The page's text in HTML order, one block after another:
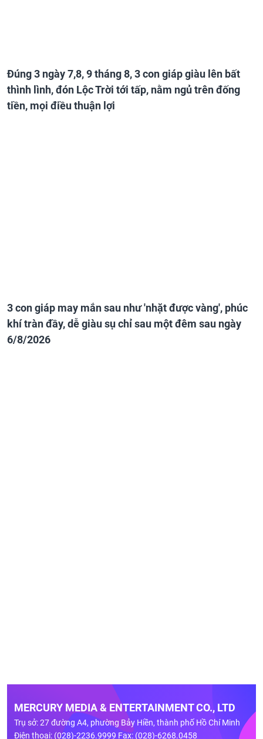
Đúng 3 ngày 7,8, 9 tháng 8, 3 con giáp giàu lên bất
thình lình, đón Lộc Trời tới tấp, nằm ngủ trên đống
tiền, mọi điều thuận lợi
3 con giáp may mắn sau như 'nhặt được vàng', phúc
khí tràn đầy, dễ giàu sụ chỉ sau một đêm sau ngày
6/8/2026
MERCURY MEDIA & ENTERTAINMENT CO., LTD
Trụ sở: 27 đường A4, phường Bảy Hiền, thành phố Hồ Chí Minh
Điện thoại: (028)-2236.9999 Fax: (028)-6268.0458